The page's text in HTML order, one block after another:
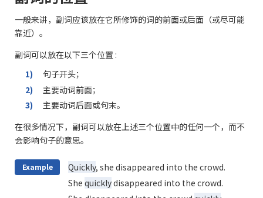
一般来讲，副词应该放在它所修饰的词的前面或后面（或尽可能
靠近）。
副词可以放在以下三个位置 :
1)
句子开头；
2)
主要动词前面；
3)
主要动词后面或句末。
在很多情况下，副词可以放在上述三个位置中的任何一个，而不
会影响句子的意思。
Example Quickly, she disappeared into the crowd.
She quicklydisappeared into the crowd.